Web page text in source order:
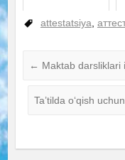
attestatsiya
← Maktab darsliklari
Ta’tilda o‘qish